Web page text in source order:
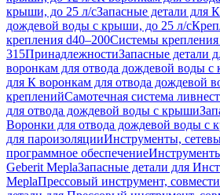
крыши, до 25 л/сЗапасные детали для
дождевой воды с крыши, до 25 л/с
крепления d40–200Системы
315ПринадлежностиЗапасные детали
воронкам для отвода дождевой воды
для К воронкам для отвода дождевой
крепленийСамотечная система
для отвода дождевой воды с крыши
Воронки для отвода дождевой воды с
для пароизоляцииИнструменты,
программное обеспечение
Geberit MeplaЗапасные детали для
MeplaПрессовый инструмент,